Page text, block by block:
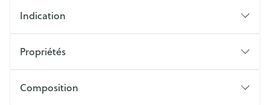
Indication
Propriétés
Composition